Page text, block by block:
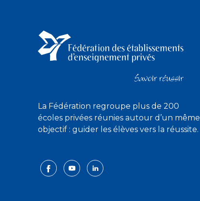
La Fédération regroupe plus de 200
écoles privées réunies autour d’un même
objectif : guider les élèves vers la réussite.